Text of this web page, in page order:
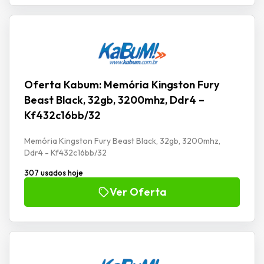
Oferta Kabum: Memória Kingston Fury
Beast Black, 32gb, 3200mhz, Ddr4 –
Kf432c16bb/32
Memória Kingston Fury Beast Black, 32gb, 3200mhz,
Ddr4 - Kf432c16bb/32
307 usados hoje
Ver Oferta